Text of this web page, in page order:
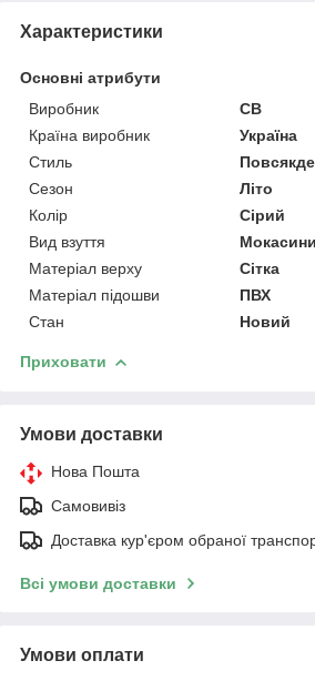
Характеристики
Основні атрибути
Виробник
СВ
Країна виробник
Україна
Стиль
Сезон
Літо
Колір
Сірий
Вид взуття
Мокасини
Матеріал верху
Сітка
Матеріал підошви
ПВХ
Стан
Новий
Приховати
Умови доставки
Нова Пошта
Самовивіз
Доставка кур'єром обраної
Всі умови доставки
Умови оплати